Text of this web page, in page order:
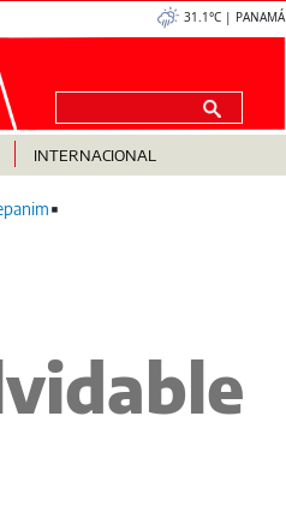
31.1°C | PANAMÁ
INTERNACIONAL